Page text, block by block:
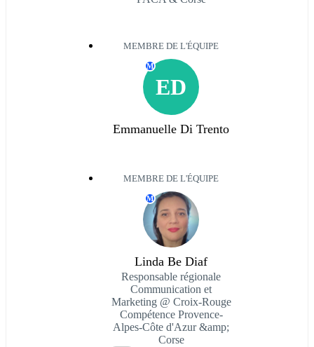
MEMBRE DE L'ÉQUIPE
ED
M
Emmanuelle Di Trento
MEMBRE DE L'ÉQUIPE
M
Linda Be Diaf
Responsable régionale
Communication et
Marketing @ Croix-Rouge
Compétence Provence-
Alpes-Côte d'Azur &amp;
Corse